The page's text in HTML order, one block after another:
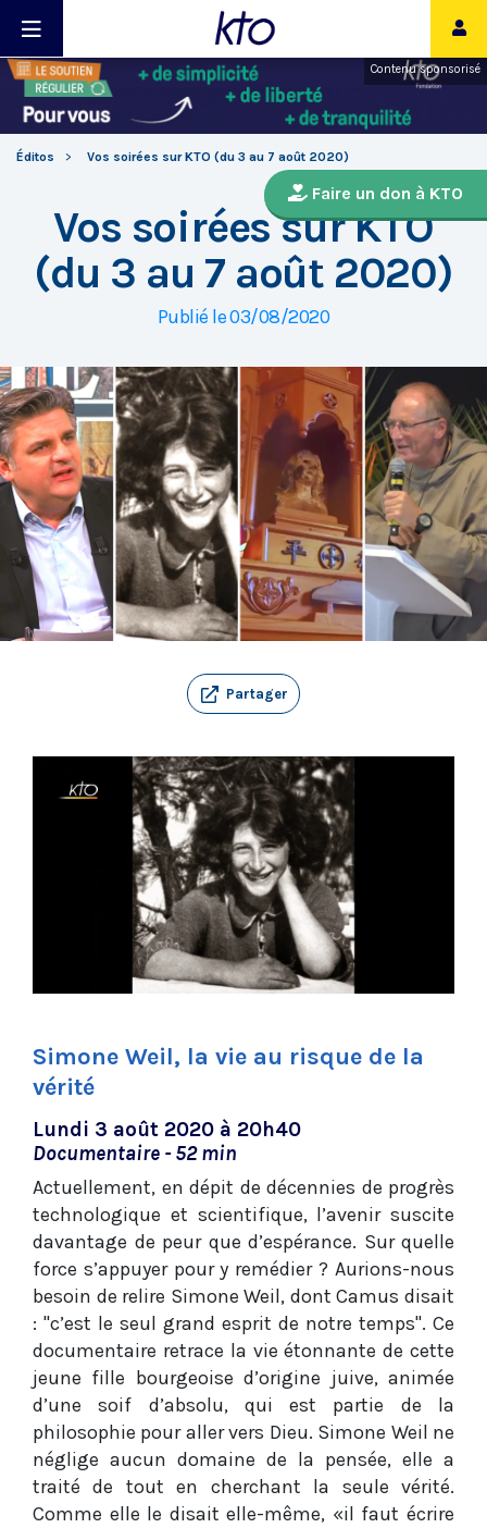
Contenu sponsorisé
Éditos Vos soirées sur KTO (du 3 au 7 août 2020)
Faire un don à KTO
Vos soirées sur KTO
(du 3 au 7 août 2020)
Publié le 03/08/2020
Partager
Simone Weil, la vie au risque de la
vérité
Lundi 3 août 2020 à 20h40
Documentaire - 52 min
Actuellement, en dépit de décennies de progrès
technologique et scientifique, l’avenir suscite
davantage de peur que d’espérance. Sur quelle
force s’appuyer pour y remédier ? Aurions-nous
besoin de relire Simone Weil, dont Camus disait
: "c’est le seul grand esprit de notre temps". Ce
documentaire retrace la vie étonnante de cette
jeune fille bourgeoise d’origine juive, animée
d’une soif d’absolu, qui est partie de la
philosophie pour aller vers Dieu. Simone Weil ne
néglige aucun domaine de la pensée, elle a
traité de tout en cherchant la seule vérité.
Comme elle le disait elle-même, «il faut écrire